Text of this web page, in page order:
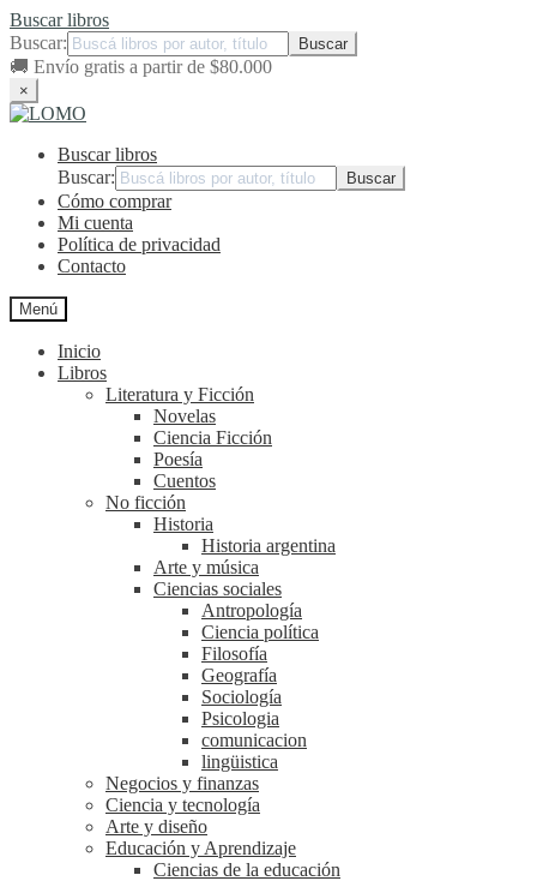
Buscar libros
Buscar:
🚚 Envío gratis a partir de $80.000
×
Ir
navegación
Ir
contenidoBuscar libros
Buscar:
Cómo comprar
Mi cuenta
Política de privacidad
Contacto
Menú
Inicio
Libros
Literatura y Ficción
Novelas
Ciencia Ficción
Poesía
Cuentos
No ficción
Historia
Historia argentina
Arte y música
Ciencias sociales
Antropología
Ciencia política
Filosofía
Geografía
Sociología
Psicologia
comunicacion
lingüistica
Negocios y finanzas
Ciencia y tecnología
Arte y diseño
Educación y Aprendizaje
Ciencias de la educación